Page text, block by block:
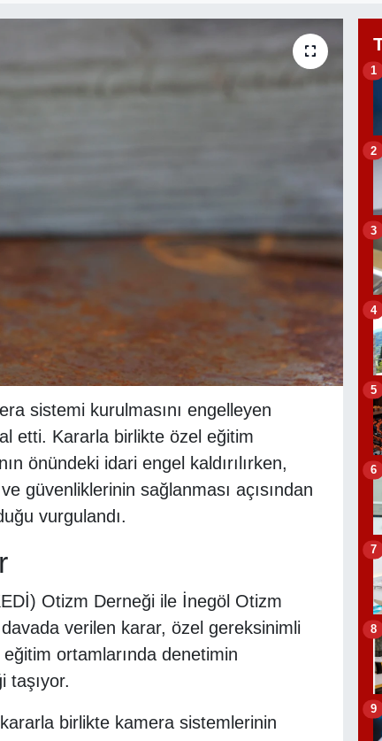
sistemi kurulmasını engelleyen
etti. Kararla birlikte özel eğitim
önündeki idari engel kaldırılırken,
güvenliklerinin sağlanması açısından
vurgulandı.
Otizm Derneği ile İnegöl Otizm
verilen karar, özel gereksinimli
ortamlarında denetimin
taşıyor.
birlikte kamera sistemlerinin
1
2
3
4
5
6
7
8
9